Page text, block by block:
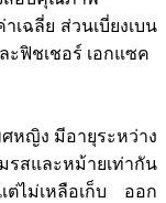
เฉลี่ย ส่วนเบี่ยงเบน
ะฟิชเชอร์ เอกแซค
หญิง มีอายุระหว่าง
รสและหม้ายเท่ากัน
ต่ไม่เหลือเก็บ ออก